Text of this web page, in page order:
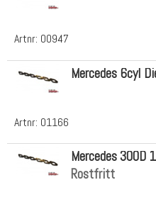
Artnr: 00947
Artnr: 01166
Mercedes 6cyl
Mercedes 300D
Rostfritt